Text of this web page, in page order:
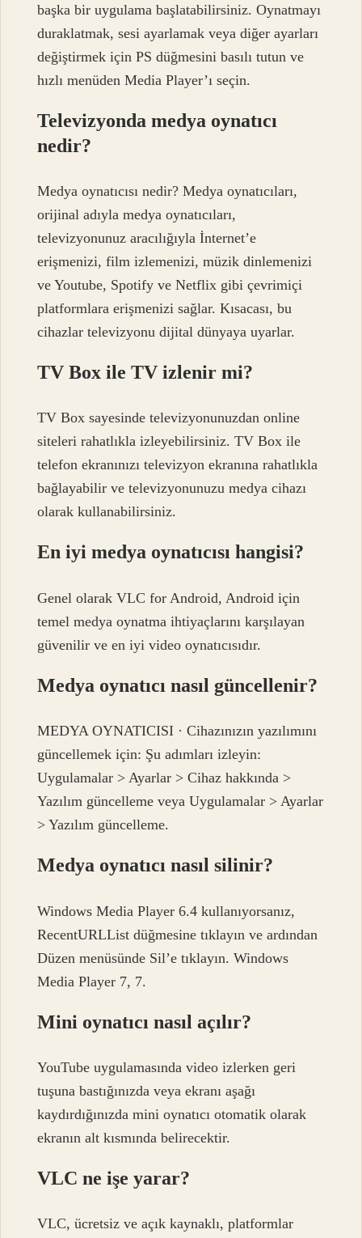
başka bir uygulama başlatabilirsiniz. Oynatmayı
duraklatmak, sesi ayarlamak veya diğer ayarları
değiştirmek için PS düğmesini basılı tutun ve
hızlı menüden Media Player’ı seçin.
Televizyonda medya oynatıcı
nedir?
Medya oynatıcısı nedir? Medya oynatıcıları,
orijinal adıyla medya oynatıcıları,
televizyonunuz aracılığıyla İnternet’e
erişmenizi, film izlemenizi, müzik dinlemenizi
ve Youtube, Spotify ve Netflix gibi çevrimiçi
platformlara erişmenizi sağlar. Kısacası, bu
cihazlar televizyonu dijital dünyaya uyarlar.
TV Box ile TV izlenir mi?
TV Box sayesinde televizyonunuzdan online
siteleri rahatlıkla izleyebilirsiniz. TV Box ile
telefon ekranınızı televizyon ekranına rahatlıkla
bağlayabilir ve televizyonunuzu medya cihazı
olarak kullanabilirsiniz.
En iyi medya oynatıcısı hangisi?
Genel olarak VLC for Android, Android için
temel medya oynatma ihtiyaçlarını karşılayan
güvenilir ve en iyi video oynatıcısıdır.
Medya oynatıcı nasıl güncellenir?
MEDYA OYNATICISI · Cihazınızın yazılımını
güncellemek için: Şu adımları izleyin:
Uygulamalar > Ayarlar > Cihaz hakkında >
Yazılım güncelleme veya Uygulamalar > Ayarlar
> Yazılım güncelleme.
Medya oynatıcı nasıl silinir?
Windows Media Player 6.4 kullanıyorsanız,
RecentURLList düğmesine tıklayın ve ardından
Düzen menüsünde Sil’e tıklayın. Windows
Media Player 7, 7.
Mini oynatıcı nasıl açılır?
YouTube uygulamasında video izlerken geri
tuşuna bastığınızda veya ekranı aşağı
kaydırdığınızda mini oynatıcı otomatik olarak
ekranın alt kısmında belirecektir.
VLC ne işe yarar?
VLC, ücretsiz ve açık kaynaklı, platformlar